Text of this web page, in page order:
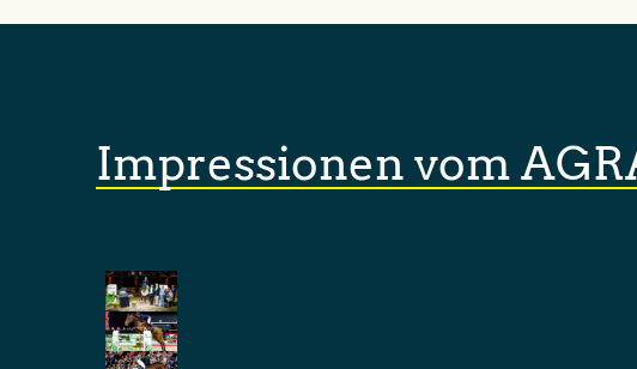
Impressionen vom